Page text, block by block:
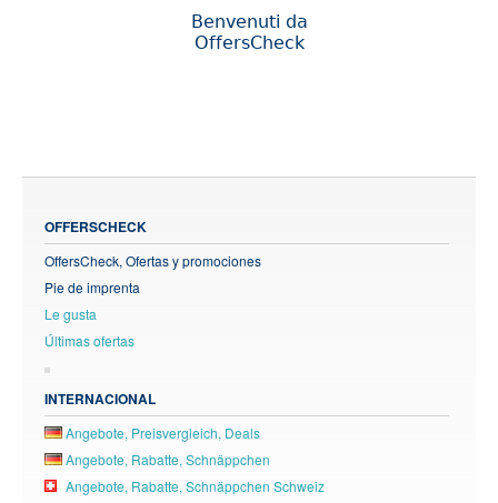
Benvenuti da
OffersCheck
OFFERSCHECK
OffersCheck, Ofertas y promociones
Pie de imprenta
Le gusta
Últimas ofertas
INTERNACIONAL
Angebote, Preisvergleich, Deals
Angebote, Rabatte, Schnäppchen
Angebote, Rabatte, Schnäppchen Schweiz